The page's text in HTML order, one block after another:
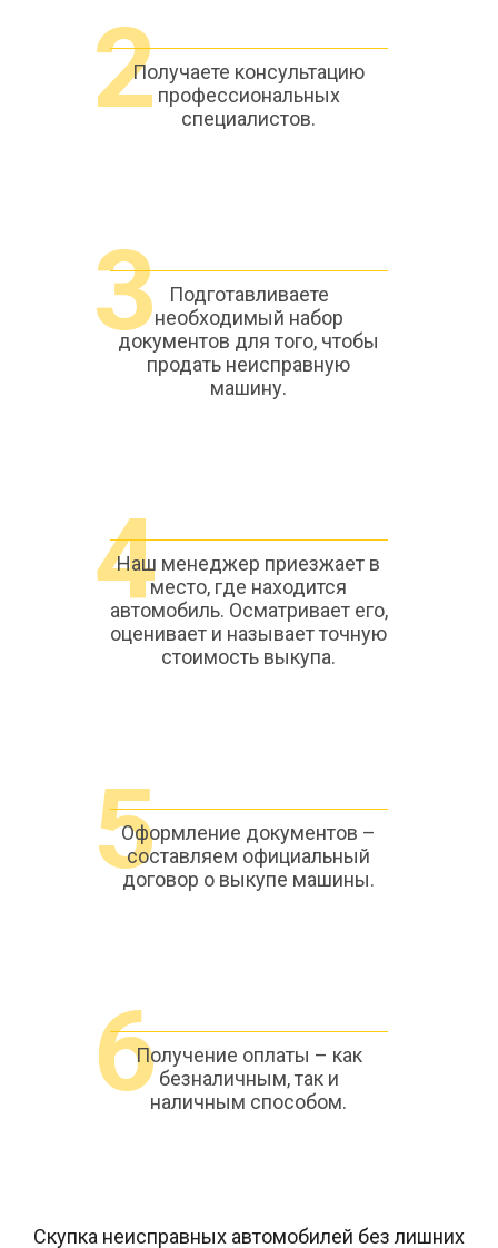
2Получаете консультацию
профессиональных
специалистов.
3
Подготавливаете
необходимый набор
документов для того, чтобы
продать неисправную
машину.
4
Наш менеджер приезжает в
место, где находится
автомобиль. Осматривает его,
оценивает и называет точную
стоимость выкупа.
5
Оформление документов –
составляем официальный
договор о выкупе машины.
6Получение оплаты – как
безналичным, так и
наличным способом.
Скупка неисправных автомобилей без лишних